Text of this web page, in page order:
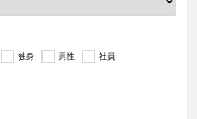
独身 男性
社員